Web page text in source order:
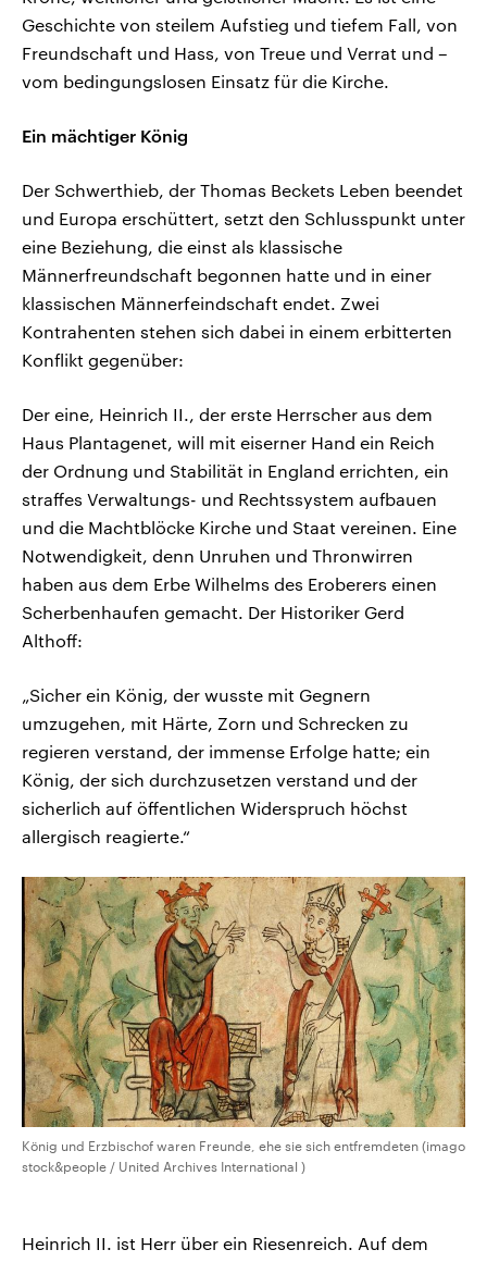
Geschichte von steilem Aufstieg und tiefem Fall, von
Freundschaft und Hass, von Treue und Verrat und –
vom bedingungslosen Einsatz für die Kirche.
Ein mächtiger König
Der Schwerthieb, der Thomas Beckets Leben beendet
und Europa erschüttert, setzt den Schlusspunkt unter
eine Beziehung, die einst als klassische
Männerfreundschaft begonnen hatte und in einer
klassischen Männerfeindschaft endet. Zwei
Kontrahenten stehen sich dabei in einem erbitterten
Konflikt gegenüber:
Der eine, Heinrich II., der erste Herrscher aus dem
Haus Plantagenet, will mit eiserner Hand ein Reich
der Ordnung und Stabilität in England errichten, ein
straffes Verwaltungs- und Rechtssystem aufbauen
und die Machtblöcke Kirche und Staat vereinen. Eine
Notwendigkeit, denn Unruhen und Thronwirren
haben aus dem Erbe Wilhelms des Eroberers einen
Scherbenhaufen gemacht. Der Historiker Gerd
Althoff:
„Sicher ein König, der wusste mit Gegnern
umzugehen, mit Härte, Zorn und Schrecken zu
regieren verstand, der immense Erfolge hatte; ein
König, der sich durchzusetzen verstand und der
sicherlich auf öffentlichen Widerspruch höchst
allergisch reagierte.“
König und Erzbischof waren Freunde, ehe sie sich entfremdeten (imago
stock&people / United Archives International )
Heinrich II. ist Herr über ein Riesenreich. Auf dem